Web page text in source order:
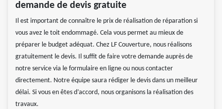
demande de devis gratuite
Il est important de connaître le prix de réalisation de réparation si
vous avez le toit endommagé. Cela vous permet au mieux de
préparer le budget adéquat. Chez LF Couverture, nous réalisons
gratuitement le devis. Il suffit de faire votre demande auprès de
notre service via le formulaire en ligne ou nous contacter
directement. Notre équipe saura rédiger le devis dans un meilleur
délai. Si vous en êtes d’accord, nous organisons la réalisation des
travaux.